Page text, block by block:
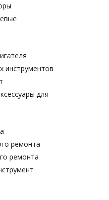
инструментов
для
ремонта
ремонта